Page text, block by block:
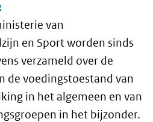
van
en Sport worden sinds
verzameld over de
de voedingstoestand van
in het algemeen en van
in het bijzonder.